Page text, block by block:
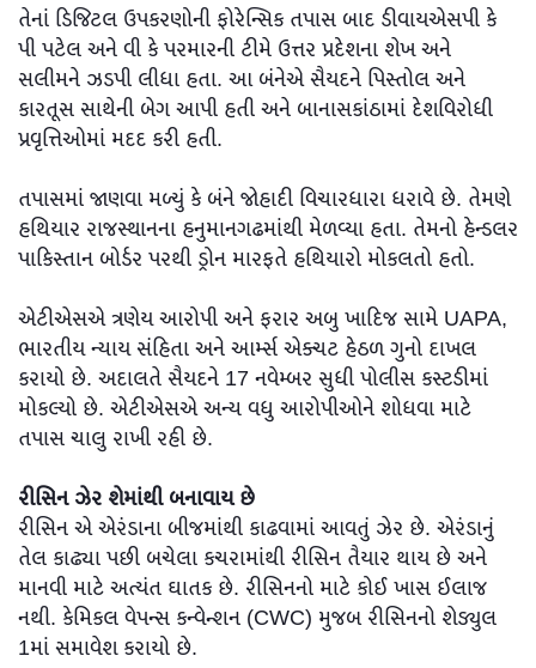
તેનાં ડિજિટલ ઉપકરણોની ફોરેન્સિક તપાસ બાદ ડીવાયએસપી કે
પી પટેલ અને વી કે પરમારની ટીમે ઉત્તર પ્રદેશના શેખ અને
સલીમને ઝડપી લીધા હતા. આ બંનેએ સૈયદને પિસ્તોલ અને
કારતૂસ સાથેની બેગ આપી હતી અને બાનાસકાંઠામાં દેશવિરોધી
પ્રવૃત્તિઓમાં મદદ કરી હતી.
તપાસમાં જાણવા મળ્યું કે બંને જોહાદી વિચારધારા ધરાવે છે. તેમણે
હથિયાર રાજસ્થાનના હનુમાનગઢમાંથી મેળવ્યા હતા. તેમનો હેન્ડલર
પાકિસ્તાન બોર્ડર પરથી ડ્રોન મારફતે હથિયારો મોકલતો હતો.
એટીએસએ ત્રણેય આરોપી અને ફરાર અબુ ખાદિજ સામે UAPA,
ભારતીય ન્યાય સંહિતા અને આર્મ્સ એક્ચટ હેઠળ ગુનો દાખલ
કરાયો છે. અદાલતે સૈયદને 17 નવેમ્બર સુધી પોલીસ કસ્ટડીમાં
મોકલ્યો છે. એટીએસએ અન્ય વધુ આરોપીઓને શોધવા માટે
તપાસ ચાલુ રાખી રહી છે.
રીસિન ઝેર શેમાંથી બનાવાય છે
રીસિન એ એરંડાના બીજમાંથી કાઢવામાં આવતું ઝેર છે. એરંડાનું
તેલ કાઢ્યા પછી બચેલા કચરામાંથી રીસિન તૈયાર થાય છે અને
માનવી માટે અત્યંત ઘાતક છે. રીસિનનો માટે કોઈ ખાસ ઈલાજ
નથી. કેમિકલ વેપન્સ કન્વેન્શન (CWC) મુજબ રીસિનનો શેડ્યુલ
1માં સમાવેશ કરાયો છે.